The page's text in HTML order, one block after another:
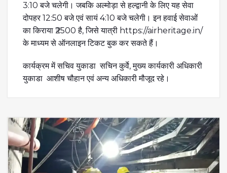
3:10 बजे चलेगी। जबकि अल्मोड़ा से हल्द्वानी के लिए यह सेवा
दोपहर 12:50 बजे एवं सायं 4:10 बजे चलेगी। इन हवाई सेवाओं
का किराया ₹2500 है, जिसे यात्री https://airheritage.in/
के माध्यम से ऑनलाइन टिकट बुक कर सकते हैं।
कार्यक्रम में सचिव युकाडा सचिन कुर्वे, मुख्य कार्यकारी अधिकारी
युकाडा आशीष चौहान एवं अन्य अधिकारी मौजूद रहे।